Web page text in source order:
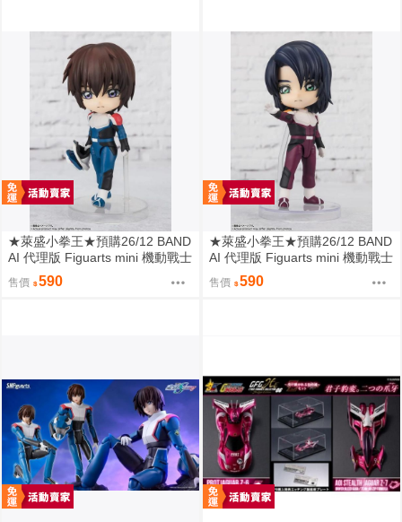
★萊盛小拳王★預購26/12 BAND
AI 代理版 Figuarts mini 機動戰士
鋼彈 煌·大和
售價 590
★萊盛小拳王★預購26/12 BAND
AI 代理版 Figuarts mini 機動戰士
鋼彈 阿斯蘭·薩拉
售價 590